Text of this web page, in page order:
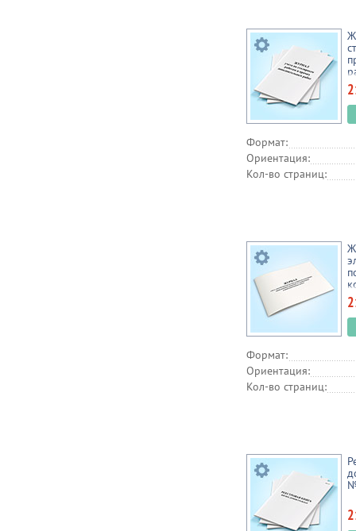
Формат:
Ориентация:
Кол-во страниц:
в
Формат:
Ориентация:
Кол-во страниц: